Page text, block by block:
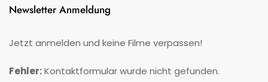
Newsletter Anmeldung
Jetzt anmelden und keine Filme verpassen!
Fehler:Kontaktformular wurde nicht gefunden.